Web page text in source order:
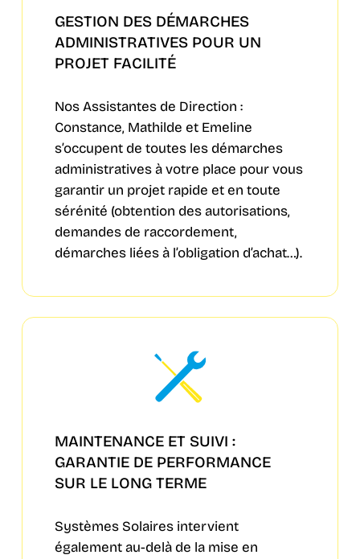
GESTION DES DÉMARCHES
ADMINISTRATIVES POUR UN
PROJET FACILITÉ
Nos Assistantes de Direction :
Constance, Mathilde et Emeline
s’occupent de toutes les démarches
administratives à votre place pour vous
garantir un projet rapide et en toute
sérénité (obtention des autorisations,
demandes de raccordement,
démarches liées à l’obligation d’achat…).
MAINTENANCE ET SUIVI :
GARANTIE DE PERFORMANCE
SUR LE LONG TERME
Systèmes Solaires intervient
également au-delà de la mise en